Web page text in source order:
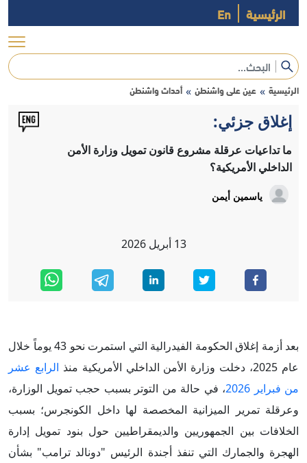
الرئيسية En
الرئيسية » عين على واشنطن » أحداث واشنطن
إغلاق جزئي:
ما تداعيات عرقلة مشروع قانون تمويل وزارة الأمن
الداخلي الأمريكية؟
ياسمين أيمن
13 أبريل 2026
بعد أزمة إغلاق الحكومة الفيدرالية التي استمرت نحو 43 يوماً خلال
عام 2025، دخلت وزارة الأمن الداخلي الأمريكية منذ
الرابع عشر
من فبراير 2026
، في حالة من التوتر بسبب حجب تمويل الوزارة،
وعرقلة تمرير الميزانية المخصصة لها داخل الكونجرس؛ بسبب
الخلافات بين الجمهوريين والديمقراطيين حول بنود تمويل إدارة
الهجرة والجمارك التي تنفذ أجندة الرئيس "دونالد ترامب" بشأن